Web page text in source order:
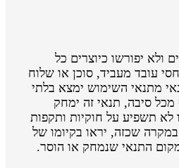
יפורשו כיוצרים כל
עובד מעביד, סוכן או שלוח
מתנאי השימוש ימצא בלתי
סיבה, תנאי זה ימחק
תשפיע על חוקיות ותקפות
שכזה, יראו בקיומו של
התנאי שנמחק או הוסר.